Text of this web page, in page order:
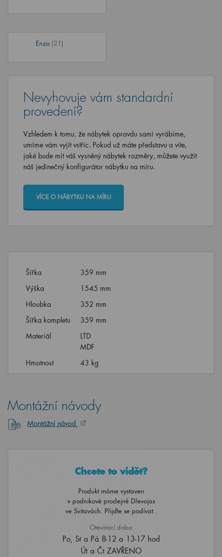
Enzo (21)
Nevyhovuje vám standardní
provedení?
Vzhledem k tomu, že nábytek opravdu sami vyrábíme,
umíme vám vyjít vstříc. Pokud už máte představu a víte,
jaké bude mít váš vysněný nábytek rozměry, můžete využít
náš jedinečný konfigurátor nábytku na míru.
VÍCE O NÁBYTKU NA MÍRU
Šířka
359 mm
Výška
1545 mm
Hloubka
352 mm
Šířka kompletu
359 mm
Materiál
LTD
MDF
Hmotnost
43 kg
Montážní návody
Montážní návod
Chcete to vidět?
Produkt máme vystaven
v podnikové prodejně Dřevojas
ve Svitavách. Přijďte se podívat..
Otevírací doba
Po, St a Pá 8-12 a 13-17 hod
Út a Čt ZAVŘENO